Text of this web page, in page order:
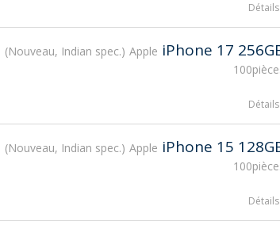
Détails
Nouveau, Indian spec. Apple iPhone 17
Détails
Nouveau, Indian spec. Apple iPhone 15
Détails